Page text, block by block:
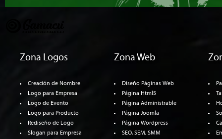
Zona Logos
Creación de Nombre
Logo para Empresa
Logo de Evento
Logo para Producto
Rediseño de Logo
Slogan para Empresa
Zona Web
Diseño Páginas Web
Página Html5
Página Administrable
Página Joomla
Página Wordpress
SEO, SEM, SMM